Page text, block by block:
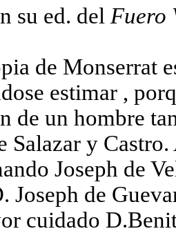
su ed. del Fuero
de Monserrat
estimar ,
de un hombre
Salazar y
Joseph de
Joseph de
cuidado